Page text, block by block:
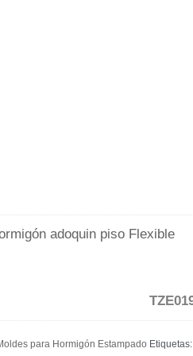
adoquin piso Flexible
para Hormigón Estampado Etiquetas: